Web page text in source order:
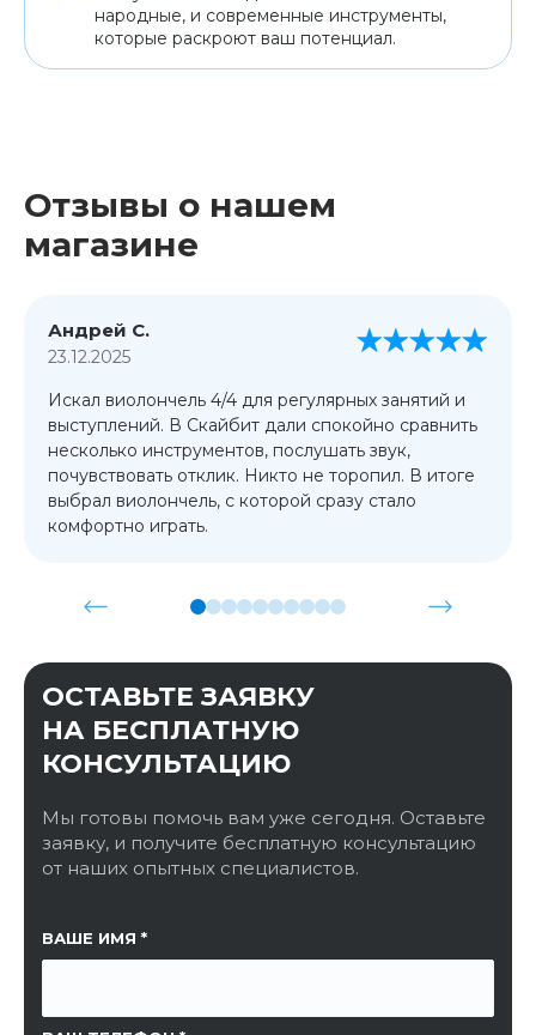
народные, и современные инструменты,
которые раскроют ваш потенциал.
Отзывы о нашем
магазине
Андрей С.
23.12.2025
Искал виолончель 4/4 для регулярных занятий и
выступлений. В Скайбит дали спокойно сравнить
несколько инструментов, послушать звук,
почувствовать отклик. Никто не торопил. В итоге
выбрал виолончель, с которой сразу стало
комфортно играть.
ОСТАВЬТЕ ЗАЯВКУ
НА БЕСПЛАТНУЮ
КОНСУЛЬТАЦИЮ
Мы готовы помочь вам уже сегодня. Оставьте
заявку, и получите бесплатную консультацию
от наших опытных специалистов.
ВАШЕ ИМЯ
ССЫЛКА НА СТРАНИЦУ